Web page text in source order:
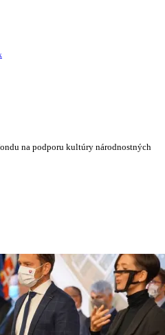
na podporu kultúry národnostných